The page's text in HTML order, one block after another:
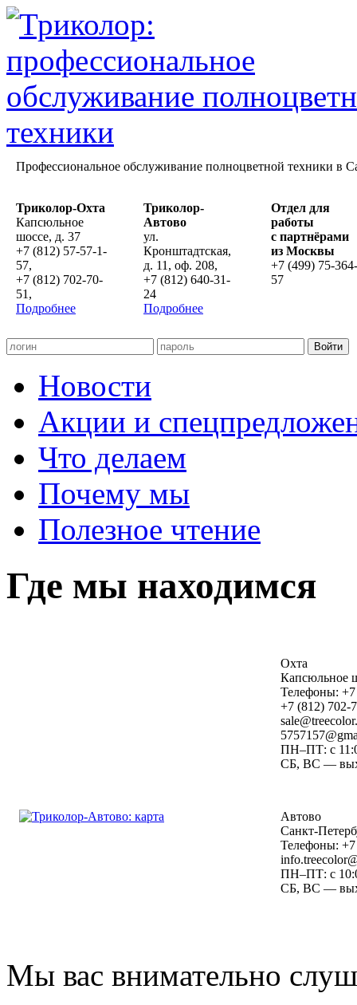
Профессиональное обслуживание полноцветной техники в
Триколор-Охта
Капсюльное
шоссе, д. 37
+7 (812) 57-57-1-
57,
+7 (812) 702-70-
51,
Подробнее
Триколор-
Автово
ул.
Кронштадтская,
д. 11, оф. 208,
+7 (812) 640-31-
24
Подробнее
Отдел для
работы
с партнёрами
из Москвы
+7 (499) 75-364-
57
Новости
Акции и
Что делаем
Почему мы
Полезное чтение
Где мы находимся
Охта
Капсюльное
Телефоны: +7
+7 (812) 702-
ПН–ПТ: с
СБ, ВС —
Автово
Санкт-
Телефоны: +7
ПН–ПТ: с
СБ, ВС —
Мы вас внимательно